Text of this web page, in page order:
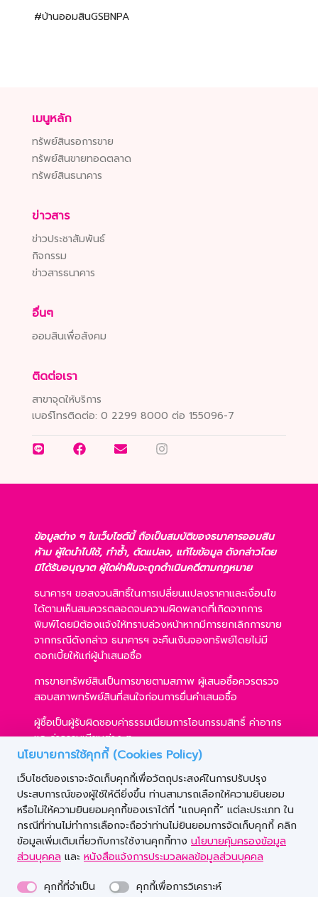
นโยบายการใช้คุกกี้ (Cookies Policy)
เว็บไซต์ของเราจะจัดเก็บคุกกี้เพื่อวัตถุประสงค์ในการปรับปรุง
ประสบการณ์ของผู้ใช้ให้ดียิ่งขึ้น ท่านสามารถเลือกให้ความยินยอม
หรือไม่ให้ความยินยอมคุกกี้ของเราได้ที่ "แถบคุกกี้” แต่ละประเภท ใน
กรณีที่ท่านไม่ทำการเลือกจะถือว่าท่านไม่ยินยอมการจัดเก็บคุกกี้ คลิก
ข้อมูลเพิ่มเติมเกี่ยวกับการใช้งานคุกกี้ทาง นโยบายคุ้มครองข้อมูล
ส่วนบุคคล และ หนังสือแจ้งการประมวลผลข้อมูลส่วนบุคคล
คุกกี้ที่จำเป็น
คุกกี้เพื่อการวิเคราะห์
#บ้านออมสินGSBNPA
เมนูหลัก
ทรัพย์สินรอการขาย
ทรัพย์สินขายทอดตลาด
ทรัพย์สินธนาคาร
ข่าวสาร
ข่าวประชาสัมพันธ์
กิจกรรม
ข่าวสารธนาคาร
อื่นๆ
ออมสินเพื่อสังคม
ติดต่อเรา
สาขาจุดให้บริการ
เบอร์โทรติดต่อ: 0 2299 8000 ต่อ 155096-7
ข้อมูลต่าง ๆ ในเว็บไซต์นี้ ถือเป็นสมบัติของธนาคารออมสิน
ห้าม ผู้ใดนำไปใช้, ทำซ้ำ, ดัดแปลง, แก้ไขข้อมูล ดังกล่าวโดย
มิได้รับอนุญาต ผู้ใดฝ่าฝืนจะถูกดำเนินคดีตามกฎหมาย
ธนาคารฯ ขอสงวนสิทธิ์ในการเปลี่ยนแปลงราคาและเงื่อนไข
ได้ตามเห็นสมควรตลอดจนความผิดพลาดที่เกิดจากการ
พิมพ์โดยมิต้องแจ้งให้ทราบล่วงหน้าหากมีการยกเลิกการขาย
จากกรณีดังกล่าว ธนาคารฯ จะคืนเงินจองทรัพย์โดยไม่มี
ดอกเบี้ยให้แก่ผู้นำเสนอซื้อ
การขายทรัพย์สินเป็นการขายตามสภาพ ผู้เสนอซื้อควรตรวจ
สอบสภาพทรัพย์สินที่สนใจก่อนการยื่นคำเสนอซื้อ
ผู้ซื้อเป็นผู้รับผิดชอบค่าธรรมเนียมการโอนกรรมสิทธิ์ ค่าอากร
และค่าธรรมเนียมต่าง ๆ
ผู้ซื้อสามารถขอสินเชื่อได้ตามหลักเกณฑ์ของธนาคารฯ และ
การเสนอซื้อไม่เป็นเงื่อนไขในการพิจารณาอนุมัติสินเชื่อ
ธนาคารฯ ขอสงวนสิทธิ์ที่จะขายทรัพย์สินให้กับผู้เสนอซื้อราย
ใดก็ได้ ภายใต้เงื่อนไขตามที่ธนาคารฯ เห็นชอบ